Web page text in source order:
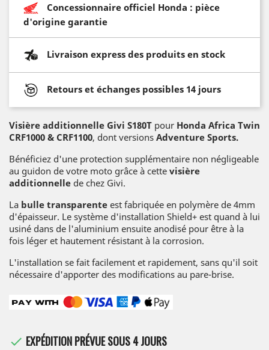
Concessionnaire officiel Honda : pièce
d'origine garantie
Livraison express des produits en stock
Retours et échanges possibles 14 jours
Visière additionnelle Givi S180T pour Honda Africa Twin
CRF1000 & CRF1100, dont versions Adventure Sports.
Bénéficiez d'une protection supplémentaire non négligeable
au guidon de votre moto grâce à cette visière
additionnelle de chez Givi.
La bulle transparente est fabriquée en polymère de 4mm
d'épaisseur. Le système d'installation Shield+ est quand à lui
usiné dans de l'aluminium ensuite anodisé pour être à la
fois léger et hautement résistant à la corrosion.
L'installation se fait facilement et rapidement, sans qu'il soit
nécessaire d'apporter des modifications au pare-brise.
 EXPÉDITION PRÉVUE SOUS 4 JOURS